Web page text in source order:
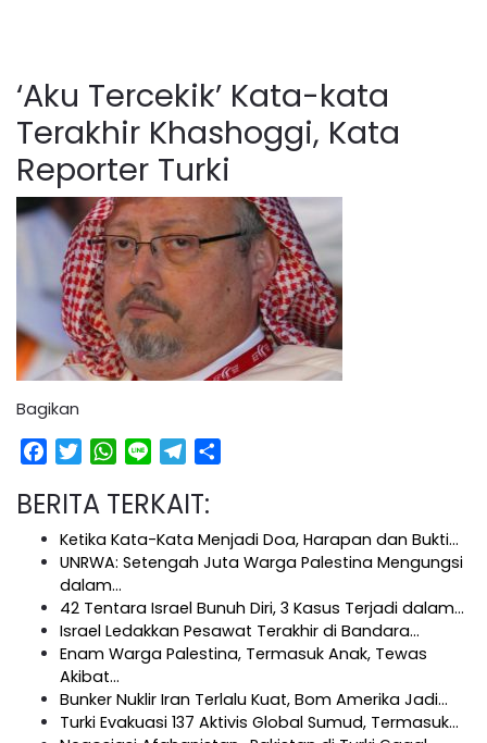
‘Aku Tercekik’ Kata-kata
Terakhir Khashoggi, Kata
Reporter Turki
Bagikan
Facebook
TwitterWhatsApp
Line Telegram
BERITA TERKAIT:
Ketika Kata-Kata Menjadi Doa, Harapan dan Bukti…
UNRWA: Setengah Juta Warga Palestina Mengungsi
dalam…
42 Tentara Israel Bunuh Diri, 3 Kasus Terjadi dalam…
Israel Ledakkan Pesawat Terakhir di Bandara…
Enam Warga Palestina, Termasuk Anak, Tewas
Akibat…
Bunker Nuklir Iran Terlalu Kuat, Bom Amerika Jadi…
Turki Evakuasi 137 Aktivis Global Sumud, Termasuk…